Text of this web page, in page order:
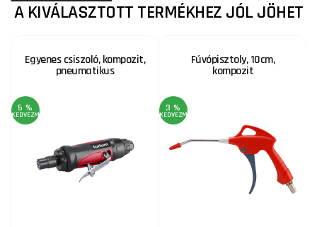
A KIVÁLASZTOTT TERMÉKHEZ JÓL JÖHET
Egyenes csiszoló, kompozit,
pneumatikus
5 %
KEDVEZMÉNY
Fúvópisztoly, 10cm,
kompozit
3 %
KEDVEZMÉNY